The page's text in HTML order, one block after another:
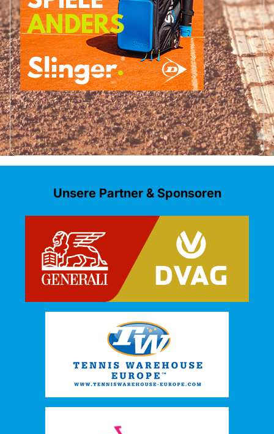
Unsere Partner & Sponsoren